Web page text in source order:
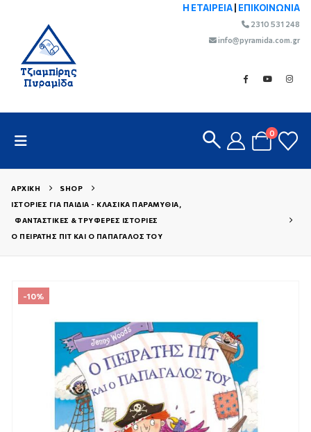
Η ΕΤΑΙΡΕΙΑ ΕΠΙΚΟΙΝΩΝΙΑ
2310 531 248
info@pyramida.com.gr
0
ΑΡΧΙΚΉ
SHOP
ΙΣΤΟΡΊΕΣ ΓΙΑ ΠΑΙΔΙΆ - ΚΛΑΣΙΚΆ ΠΑΡΑΜΎΘΙΑ,
ΦΑΝΤΑΣΤΙΚΈΣ & ΤΡΥΦΕΡΈΣ ΙΣΤΟΡΊΕΣ
Ο ΠΕΙΡΑΤΉΣ ΠΊΤ ΚΑΙ Ο ΠΑΠΑΓΆΛΟΣ ΤΟΥ
-10%